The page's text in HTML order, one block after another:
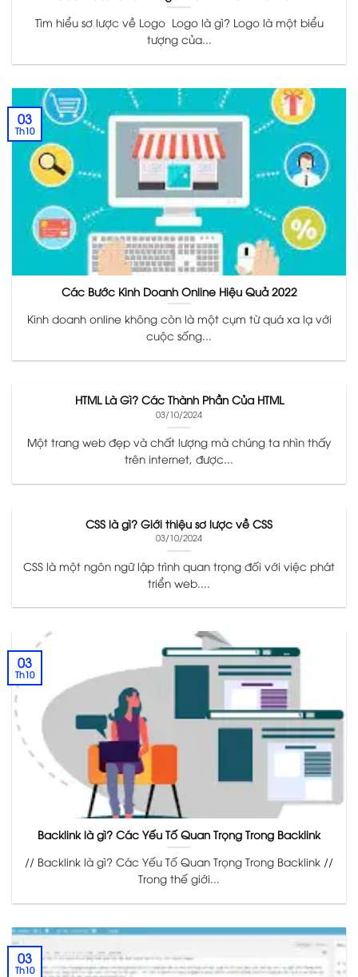
Tìm hiểu sơ lược về Logo Logo là gì? Logo là một biểu
tượng của...
Các Bước Kinh Doanh Online Hiệu Quả 2022
Kinh doanh online không còn là một cụm từ quá xa lạ với
cuộc sống...
03
Th10
HTML Là Gì? Các Thành Phần Của HTML
03/10/2024
Một trang web đẹp và chất lượng mà chúng ta nhìn thấy
trên internet, được...
CSS là gì? Giới thiệu sơ lược về CSS
03/10/2024
CSS là một ngôn ngữ lập trình quan trọng đối với việc phát
triển web....
Backlink là gì? Các Yếu Tố Quan Trọng Trong Backlink
// Backlink là gì? Các Yếu Tố Quan Trọng Trong Backlink //
Trong thế giới...
03
Th10
03
Th10